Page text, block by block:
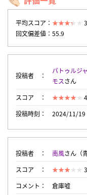
平均スコア：
回文偏差値：55.9
投稿者
パトゥルジ
モス さん
スコア
4
投稿時刻
2024/11/19
投稿者 南風さん（
スコア
3
コメント
倉庫嘘